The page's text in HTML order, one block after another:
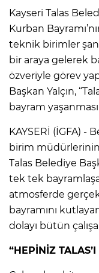
Kayseri Talas
Kurban
teknik birimler
bir araya gelerek
özveriyle görev
Başkan Yalçın,
bayram
KAYSERİ (İGFA) -
birim müdürlerinin
Talas Belediye
tek tek
atmosferde
bayramını
dolayı bütün
“HEPİNİZ